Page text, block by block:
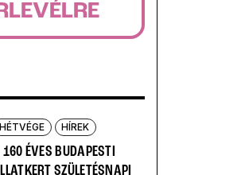
HÉTVÉGE HÍREK
ÉVES BUDAPESTI
SZÜLETÉSNAPI